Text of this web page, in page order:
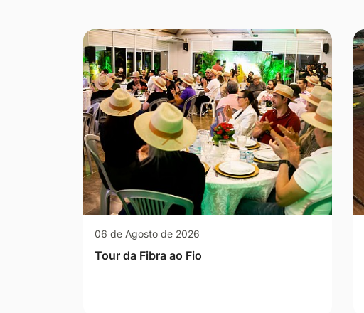
06 de Agosto de 2026
Tour da Fibra ao Fio